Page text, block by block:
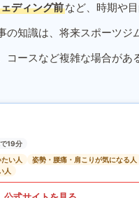
ディング前など、時期や
の知識は、将来スポーツジ
コースなど複雑な場合が
19分
い人
姿勢・腰痛・肩こりが気になる人
人